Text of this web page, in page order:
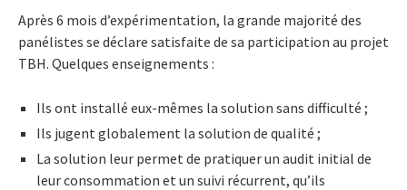
Après 6 mois d’expérimentation, la grande majorité des
panélistes se déclare satisfaite de sa participation au projet
TBH. Quelques enseignements :
Ils ont installé eux-mêmes la solution sans difficulté ;
Ils jugent globalement la solution de qualité ;
La solution leur permet de pratiquer un audit initial de
leur consommation et un suivi récurrent, qu’ils